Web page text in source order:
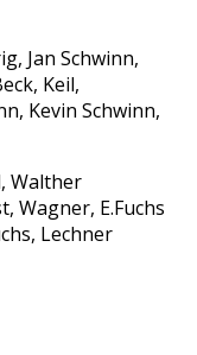
Jan Schwinn,
Keil,
Kevin Schwinn,
Walther
Wagner, E.Fuchs
Lechner